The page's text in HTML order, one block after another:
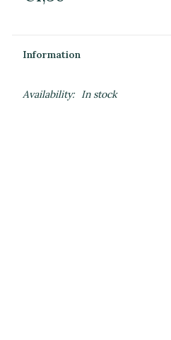
Information
Availability: In stock